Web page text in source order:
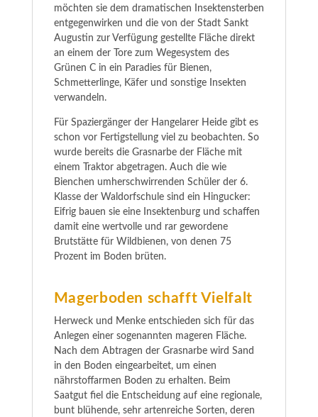
möchten sie dem dramatischen Insektensterben
entgegenwirken und die von der Stadt Sankt
Augustin zur Verfügung gestellte Fläche direkt
an einem der Tore zum Wegesystem des
Grünen C in ein Paradies für Bienen,
Schmetterlinge, Käfer und sonstige Insekten
verwandeln.
Für Spaziergänger der Hangelarer Heide gibt es
schon vor Fertigstellung viel zu beobachten. So
wurde bereits die Grasnarbe der Fläche mit
einem Traktor abgetragen. Auch die wie
Bienchen umherschwirrenden Schüler der 6.
Klasse der Waldorfschule sind ein Hingucker:
Eifrig bauen sie eine Insektenburg und schaffen
damit eine wertvolle und rar gewordene
Brutstätte für Wildbienen, von denen 75
Prozent im Boden brüten.
Magerboden schafft Vielfalt
Herweck und Menke entschieden sich für das
Anlegen einer sogenannten mageren Fläche.
Nach dem Abtragen der Grasnarbe wird Sand
in den Boden eingearbeitet, um einen
nährstoffarmen Boden zu erhalten. Beim
Saatgut fiel die Entscheidung auf eine regionale,
bunt blühende, sehr artenreiche Sorten, deren